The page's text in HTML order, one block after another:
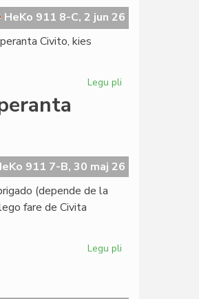
por
Literatura
HeKo 911 8-C, 2 jun 26
Civito, kies
Legu pli
jara
Tago
911 7-B, 30 maj 26
(depende de la
fare de Civita
Legu pli